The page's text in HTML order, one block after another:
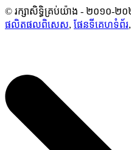
© រក្សាសិទ្ធិគ្រប់យ៉ាង - ២០១០-២
ផលិតផលពិសេស, ផែនទីគេហទំព័រ,